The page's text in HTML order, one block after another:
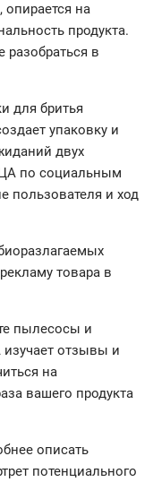
на
продукта.
в
для бритья
упаковку и
двух
по социальным
пользователя и ход
товара в
пылесосы и
изучает отзывы и
на
вашего продукта
описать
потенциального